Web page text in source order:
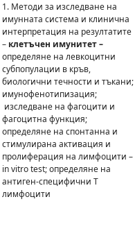
1. Методи за изследване на
имунната система и клинична
интерпретация на резултатите
– клетъчен имунитет –
определяне на левкоцитни
субпопулации в кръв,
биологични течности и тъкани;
имунофенотипизация;
изследване на фагоцити и
фагоцитна функция;
определяне на спонтанна и
стимулирана активация и
пролиферация на лимфоцити –
in vitro test; определяне на
антиген-специфични Т
лимфоцити